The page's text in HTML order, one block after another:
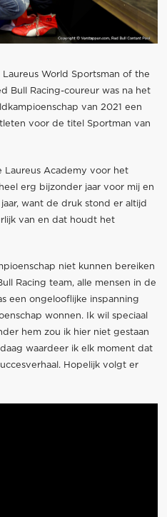
World Sportsman of the
Bull Racing-coureur was na het
van 2021 een
voor de titel Sportman van
Laureus Academy voor het
erg bijzonder jaar voor mij en
want de druk stond er altijd
van en dat houdt het
niet kunnen bereiken
Racing team, alle mensen in de
een ongelooflijke inspanning
wonnen. Ik wil speciaal
hem zou ik hier niet gestaan
waardeer ik elk moment dat
Hopelijk volgt er